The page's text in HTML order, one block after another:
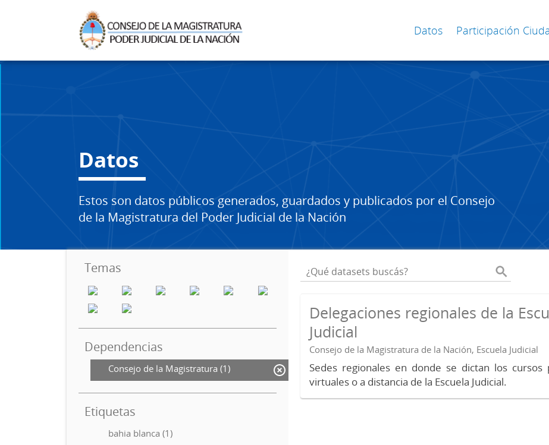
Datos Participación
Datos
Estos son datos públicos generados, guardados y publicados por el Consejo
de la Magistratura del Poder Judicial de la Nación
Temas
Dependencias
Consejo de la Magistratura (1)
Etiquetas
bahia blanca (1)
Delegaciones regionales de la
Judicial
Consejo de la Magistratura de la Nación, Escuela Judicial
Sedes regionales en donde se dictan los cursos
virtuales o a distancia de la Escuela Judicial.